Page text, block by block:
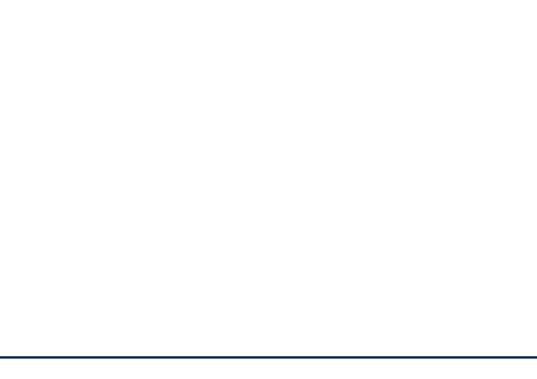
て、見た目の可愛さもあいまってとてもピッタリの役」